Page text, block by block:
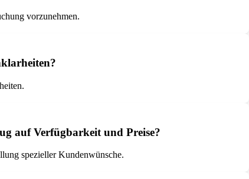
vorzunehmen.
auf Verfügbarkeit und Preise?
spezieller Kundenwünsche.